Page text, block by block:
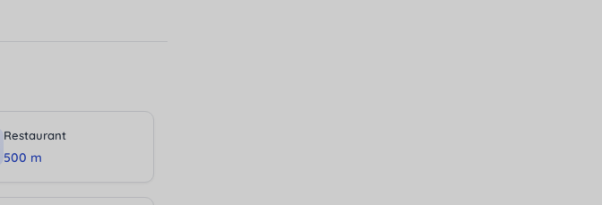
Restaurant
500 m